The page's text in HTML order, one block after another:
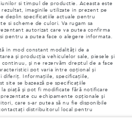
si timpul de productie. Aceasta este
imaginile utilizate in prezent pe
deplin specificatiile actuale pentru
si scheme de culori. Va rugam sa
autorizat care va putea confirma
pentru a putea face o alegere informata.
în mod constant modalități de a
și producția vehiculelor sale, piesele și
continuu, și ne rezervăm dreptul de a face
pot varia între opțional și
diferiț. Informațiile, specificațiile,
site se bazează pe specificațiile
piață și pot fi modificate fără notificare
cu echipamente opționale și
care s-ar putea să nu fie disponibile
distribuitorul local pentru